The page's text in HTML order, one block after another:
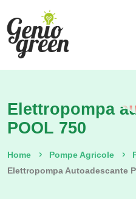
Elettropompa
POOL 750
Home Pompe Agricole
Elettropompa Autoadescante